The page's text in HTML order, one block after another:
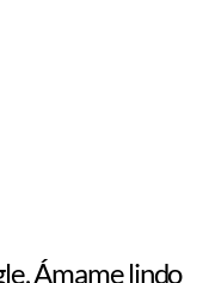
Ámame lindo